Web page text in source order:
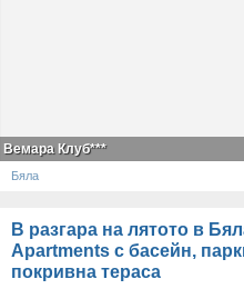
Вемара Клуб***
Бяла
В разгара на лятото в
Apartments с басейн,
покривна тераса